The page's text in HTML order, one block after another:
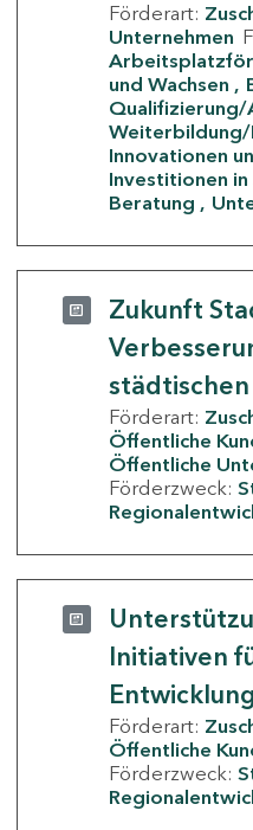
Förderart:
Unternehmen
und Wachsen
Qualifizierung/
Weiterbildung/
Innovationen
Investitionen in
Beratung
Zukunft
städtischen
Förderart:
Öffentliche
Öffentliche
Förderzweck:
Initiativen
Entwicklung
Förderart:
Öffentliche
Förderzweck: